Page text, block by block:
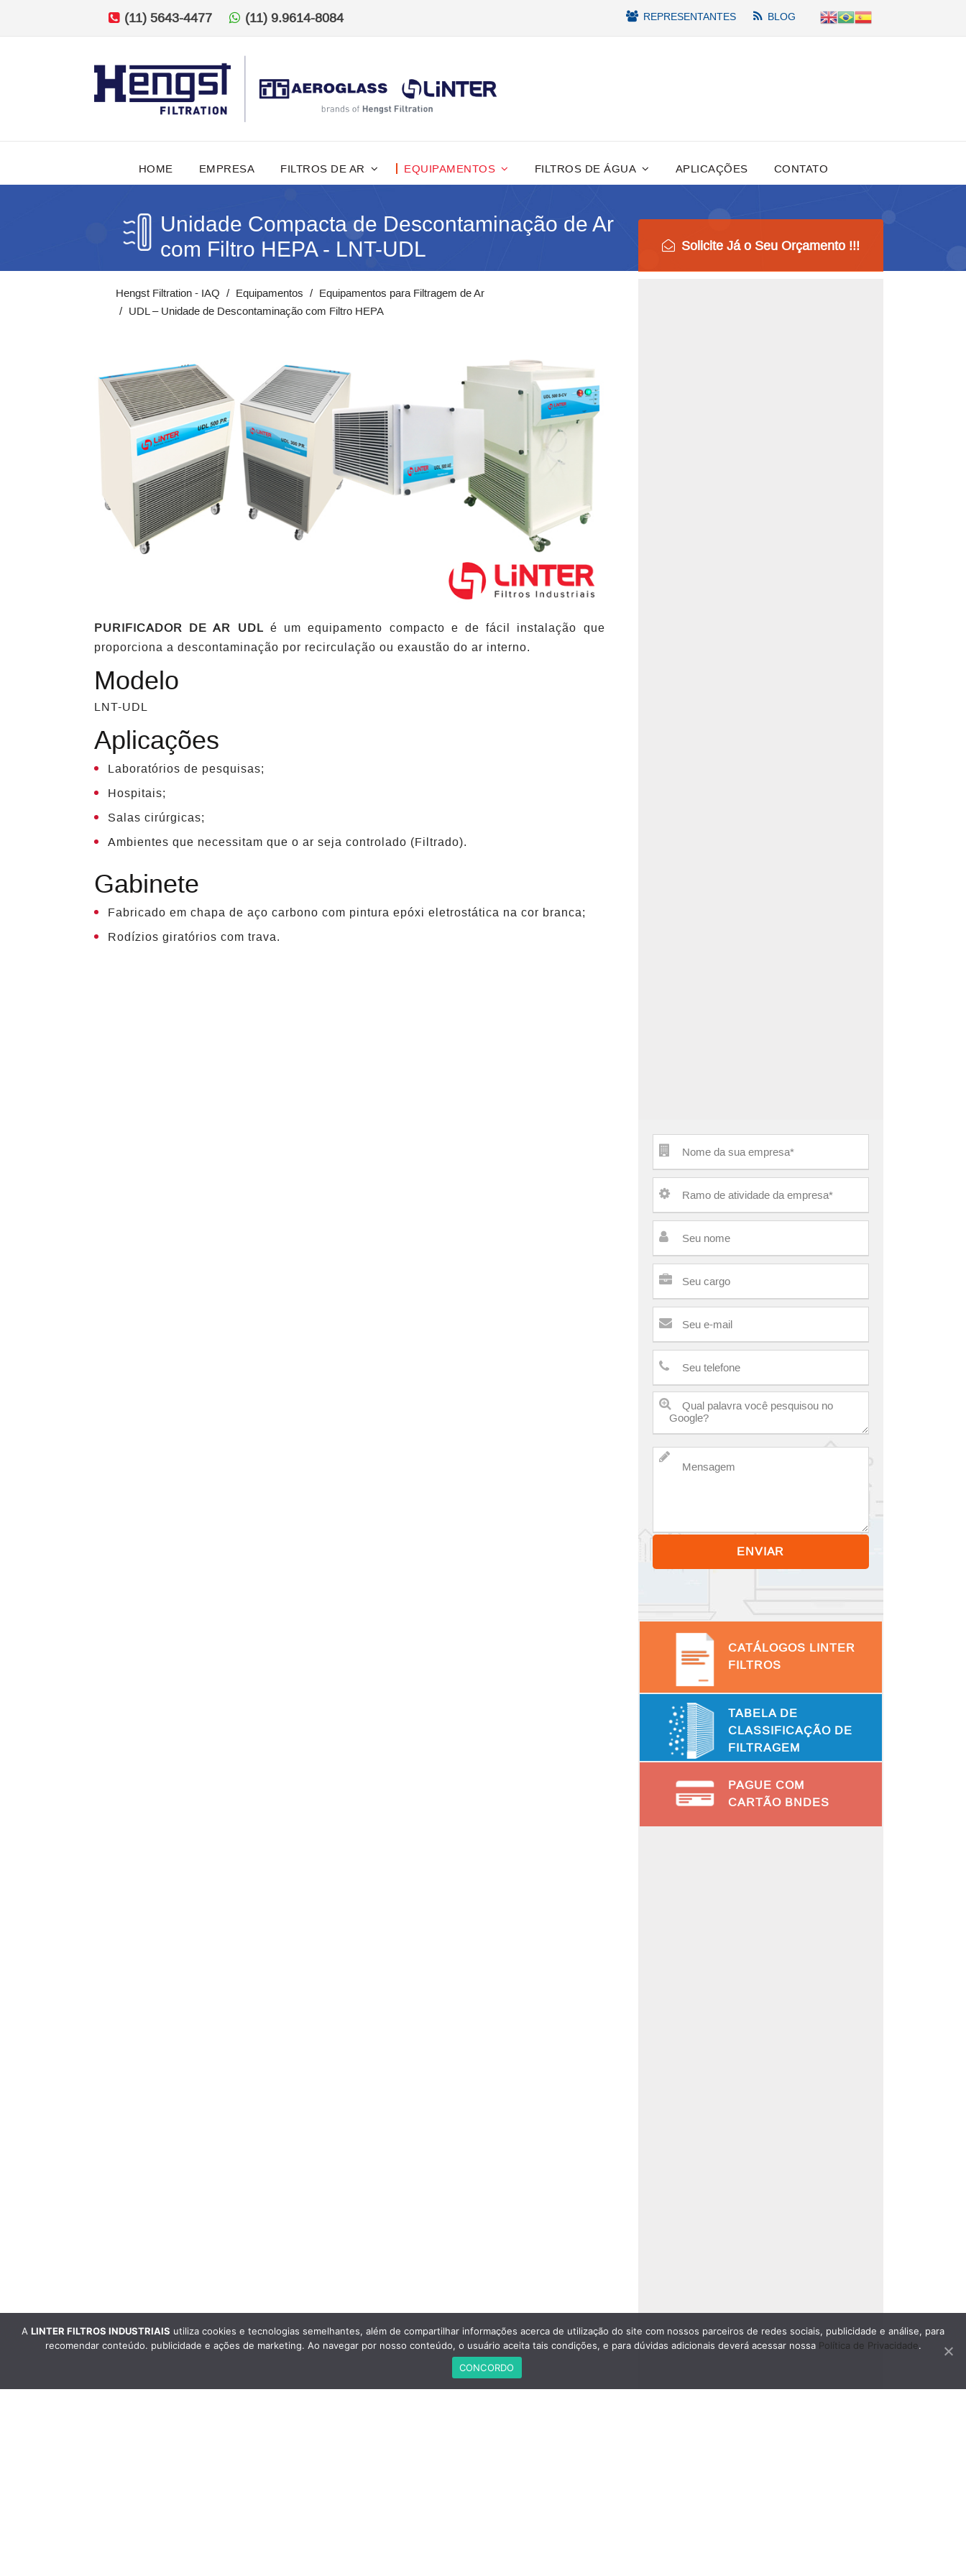
(11) 5643-4477 (11) 9.9614-8084 REPRESENTANTES BLOG
HOME EMPRESA FILTROS DE AR EQUIPAMENTOS FILTROS DE ÁGUA APLICAÇÕES CONTATO
Unidade Compacta de Descontaminação de Ar
com Filtro HEPA - LNT-UDL
Hengst Filtration - IAQ Equipamentos
Equipamentos para Filtragem de Ar
UDL – Unidade de Descontaminação com Filtro HEPA
Solicite Já o Seu Orçamento !!!
PURIFICADOR DE AR UDL é um equipamento compacto e de fácil instalação que
proporciona a descontaminação por recirculação ou exaustão do ar interno.
Modelo
LNT-UDL
Aplicações
Laboratórios de pesquisas;
Hospitais;
Salas cirúrgicas;
Ambientes que necessitam que o ar seja controlado (Filtrado).
Gabinete
Fabricado em chapa de aço carbono com pintura epóxi eletrostática na cor branca;
Rodízios giratórios com trava.
CATÁLOGOS LINTER
FILTROS
TABELA DE
CLASSIFICAÇÃO DE
FILTRAGEM
PAGUE COM
CARTÃO BNDES
A LINTER FILTROS INDUSTRIAIS utiliza cookies e tecnologias semelhantes, além de compartilhar informações acerca de utilização do site com nossos parceiros de redes sociais, publicidade e análise, para
recomendar conteúdo. publicidade e ações de marketing. Ao navegar por nosso conteúdo, o usuário aceita tais condições, e para dúvidas adicionais deverá acessar nossa Política de Privacidade.
CONCORDO